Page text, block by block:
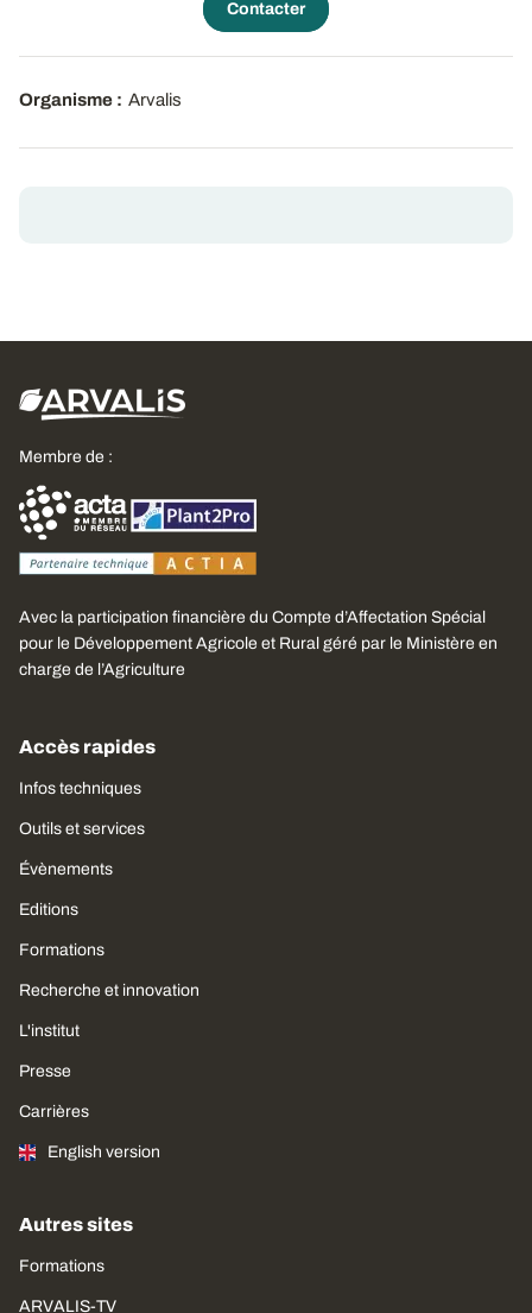
Contacter
Organisme : Arvalis
Membre de :
Avec la participation financière du Compte d’Affectation Spécial
pour le Développement Agricole et Rural géré par le Ministère en
charge de l’Agriculture
Accès rapides
Infos techniques
Outils et services
Évènements
Editions
Formations
Recherche et innovation
L'institut
Presse
Carrières
English version
Autres sites
Formations
ARVALIS-TV